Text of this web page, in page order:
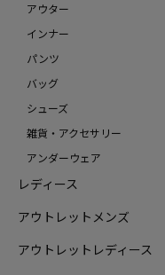
アウター
インナー
パンツ
バッグ
シューズ
雑貨・アクセサリー
アンダーウェア
レディース
アウトレットメンズ
アウトレットレディース